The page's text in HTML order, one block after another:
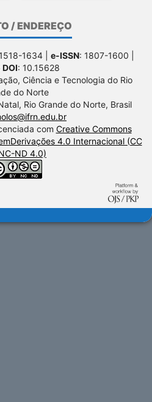
/ ENDEREÇO
1634 | e-ISSN: 1807-1600 |
: 10.15628
Ciência e Tecnologia do Rio
do Norte
Rio Grande do Norte, Brasil
com Creative Commons
4.0 Internacional (CC
ND 4.0)